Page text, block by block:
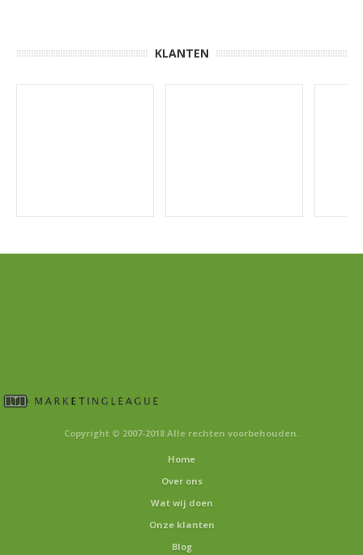
KLANTEN
Copyright © 2007-2018 Alle rechten voorbehouden.
Home
Over ons
Wat wij doen
Onze klanten
Blog